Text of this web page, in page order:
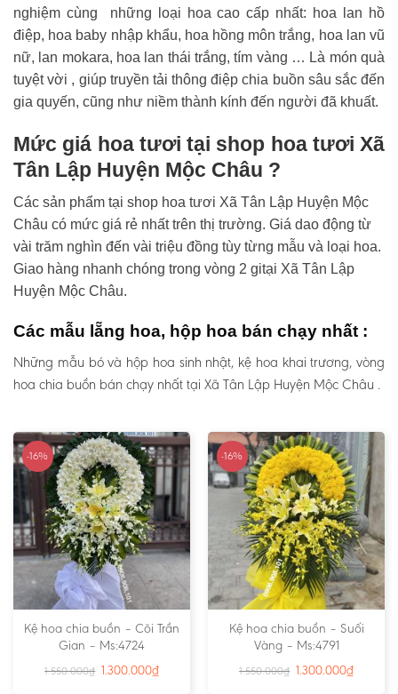
nghiệm cùng những loại hoa cao cấp nhất: hoa lan hồ
điệp, hoa baby nhập khẩu, hoa hồng môn trắng, hoa lan vũ
nữ, lan mokara, hoa lan thái trắng, tím vàng … Là món quà
tuyệt vời , giúp truyền tải thông điệp chia buồn sâu sắc đến
gia quyến, cũng như niềm thành kính đến người đã khuất.
Mức giá hoa tươi tại shop hoa tươi Xã
Tân Lập Huyện Mộc Châu ?
Các sản phẩm tại shop hoa tươi Xã Tân Lập Huyện Mộc
Châu có mức giá rẻ nhất trên thị trường. Giá dao động từ
vài trăm nghìn đến vài triệu đồng tùy từng mẫu và loại hoa.
Giao hàng nhanh chóng trong vòng 2 gitại Xã Tân Lập
Huyện Mộc Châu.
Các mẫu lẵng hoa, hộp hoa bán chạy nhất :
Những mẫu bó và hộp hoa sinh nhật, kệ hoa khai trương, vòng
hoa chia buồn bán chạy nhất tại Xã Tân Lập Huyện Mộc Châu .
-16%
Kệ hoa chia buồn – Cõi Trần
Gian – Ms:4724
1.550.000₫ 1.300.000₫
-16%
Kệ hoa chia buồn – Suối
Vàng – Ms:4791
1.550.000₫ 1.300.000₫